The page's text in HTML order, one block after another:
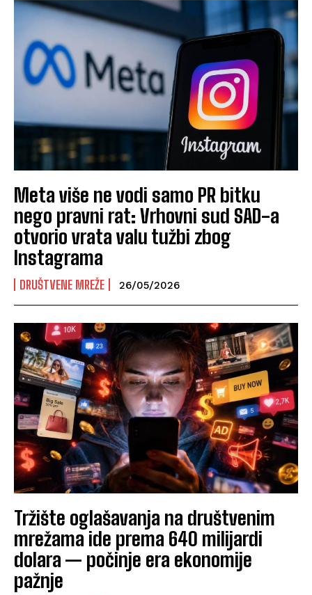
Meta više ne vodi samo PR bitku
nego pravni rat: Vrhovni sud SAD-a
otvorio vrata valu tužbi zbog
Instagrama
DRUŠTVENE MREŽE 26/05/2026
Tržište oglašavanja na društvenim
mrežama ide prema 640 milijardi
dolara — počinje era ekonomije
pažnje